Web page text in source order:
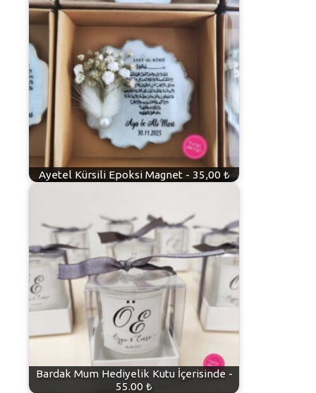
Ayetel Kürsili Epoksi Magnet - 35,00 ₺
Bardak Mum Hediyelik Kutu İçerisinde -
55.00 ₺